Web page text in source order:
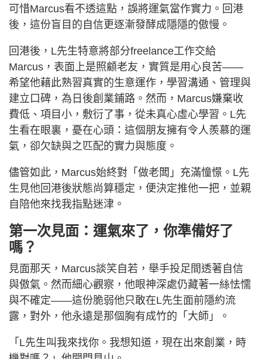
可惜Marcus看不透這點，誤將運氣當作實力。回港
後，這份盲目的自信更逐漸發酵成隱隱的傲慢。
回港後，L先生特意將部分freelance工作交給
Marcus，表面上是照顧老友，實質是用心良苦——
希望他藉此熟習真實的生意運作，學習溝通、管理與
建立口碑，為日後創業鋪路。然而，Marcus嫌棄收
費低、項目小，敷衍了事，從未真心虛心學習。L先
生看在眼裏，憂在心頭：這個朋友擁有令人羨慕的運
氣，卻欠缺與之匹配的實力與態度。
儘管如此，Marcus始終對「做老闆」充滿憧憬。L先
生見他回港後狀態尚算穩定，便決定推他一把，並親
自陪他來找我指點迷津。
第一次見面：運氣來了，你準備好了
嗎？
見面那天，Marcus談笑自若，舉手投足間透著自信
與傲氣。然而細心觀察，他眼神深處仍藏著一絲怯懦
與不確定——這份脆弱他只敢在L先生面前隱約流
露，對外，他永遠是那個胸有成竹的「大師」。
「L先生叫我來找你。我想知道，現在出來創業，時